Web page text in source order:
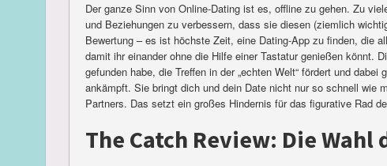
Der ganze Sinn von Online-Dating ist es, offline zu gehen. Zu
und Beziehungen zu verbessern, dass sie diesen (ziemlich
Bewertung – es ist höchste Zeit, eine Dating-App zu finden, die
damit ihr einander ohne die Hilfe einer Tastatur genießen könnt.
gefunden habe, die Treffen in der „echten Welt“ fördert und
ankämpft. Sie bringt dich und dein Date nicht nur so schnell wie
Partners. Das setzt ein großes Hindernis für das figurative Rad
The Catch Review: Die Wahl